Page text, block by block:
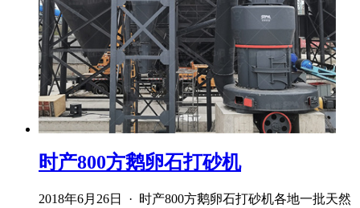
时产800方鹅卵石打砂机
2018年6月26日 · 时产800方鹅卵石打砂机各地一批天然